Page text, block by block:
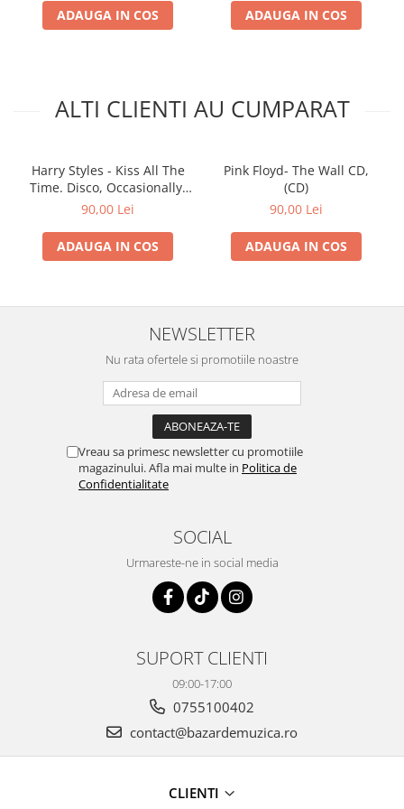
ADAUGA IN COS ADAUGA IN COS
ALTI CLIENTI AU CUMPARAT
Harry Styles - Kiss All The
Time. Disco, Occasionally.
(CD)
90,00 Lei
ADAUGA IN COS
Pink Floyd- The Wall CD,
(CD)
90,00 Lei
ADAUGA IN COS
NEWSLETTER
Nu rata ofertele si promotiile noastre
Vreau sa primesc newsletter cu promotiile
magazinului. Afla mai multe in Politica de
Confidentialitate
SOCIAL
Urmareste-ne in social media
SUPORT CLIENTI
09:00-17:00
0755100402
contact@bazardemuzica.ro
CLIENTI